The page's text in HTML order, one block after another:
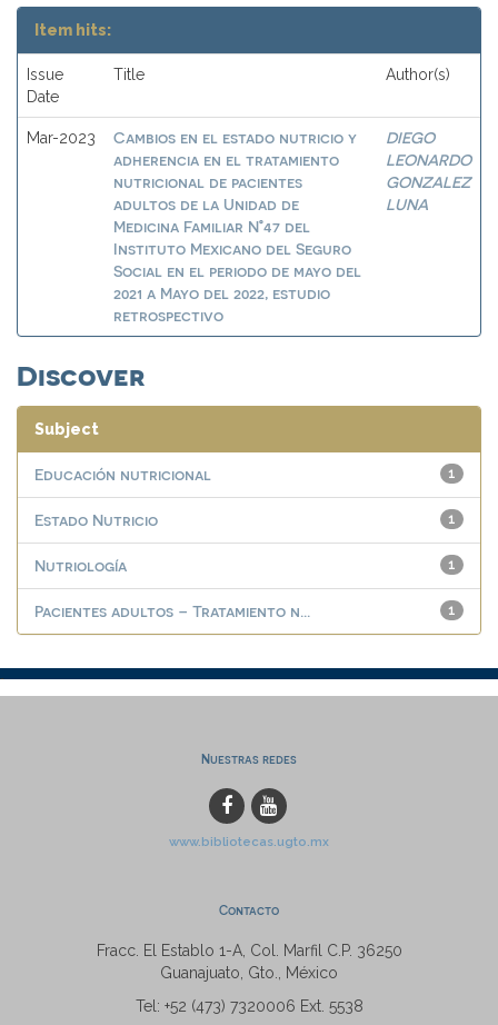
Item hits:
Issue
Date
Title Author(s)
Mar-2023
Cambios en el estado nutricio y
adherencia en el tratamiento
nutricional de pacientes
adultos de la Unidad de
Medicina Familiar N°47 del
Instituto Mexicano del Seguro
Social en el periodo de mayo del
2021 a Mayo del 2022, estudio
retrospectivo
DIEGO
LEONARDO
GONZALEZ
LUNA
Discover
Subject
1
Educación nutricional
1
Estado Nutricio
1
Nutriología
1
Pacientes adultos – Tratamiento n...
Nuestras redes
www.bibliotecas.ugto.mx
Contacto
Fracc. El Establo 1-A, Col. Marfil C.P. 36250
Guanajuato, Gto., México
Tel: +52 (473) 7320006 Ext. 5538